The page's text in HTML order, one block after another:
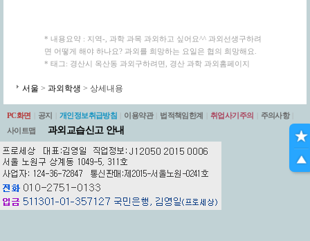
* 내용요약 : 지역-, 과학 과목 과외하고 싶어요^^ 과외선생구하려
면 어떻게 해야 하나요? 과외를 희망하는 요일은 협의 희망해요.
* 태그: 경산시 옥산동 과외구하려면, 경산 과학 과외홈페이지
서울 > 과외학생 > 상세내용
PC화면 공지 개인정보취급방침 이용약관 법적책임한계 취업사기주의 주의사항
사이트맵
과외교습신고 안내